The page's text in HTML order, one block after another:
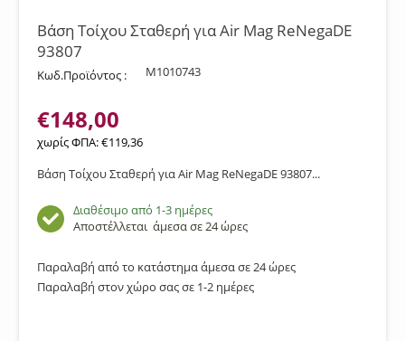
Βάση Τοίχου Σταθερή για Air Mag ReNegaDE
93807
Κωδ.Προϊόντος : M1010743
€148,00
χωρίς ΦΠΑ:€119,36
Βάση Τοίχου Σταθερή για Air Mag ReNegaDE 93807...
Διαθέσιμο από 1-3 ημέρες
Αποστέλλεται άμεσα σε 24 ώρες
Παραλαβή από το κατάστημα άμεσα σε 24 ώρες
Παραλαβή στον χώρο σας σε 1-2 ημέρες